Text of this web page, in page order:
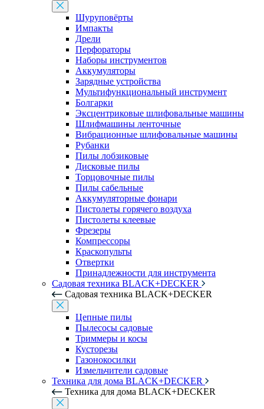
Шуруповёрты
Импакты
Дрели
Перфораторы
Наборы инструментов
Аккумуляторы
Зарядные устройства
Мультифункциональный инструмент
Болгарки
Эксцентриковые шлифовальные машины
Шлифмашины ленточные
Вибрационные шлифовальные машины
Рубанки
Пилы лобзиковые
Дисковые пилы
Торцовочные пилы
Пилы сабельные
Аккумуляторные фонари
Пистолеты горячего воздуха
Пистолеты клеевые
Фрезеры
Компрессоры
Краскопульты
Отвертки
Принадлежности для инструмента
Садовая техника BLACK+DECKER
Садовая техника BLACK+DECKER
Цепные пилы
Пылесосы садовые
Триммеры и косы
Кусторезы
Газонокосилки
Измельчители садовые
Техника для дома BLACK+DECKER
Техника для дома BLACK+DECKER